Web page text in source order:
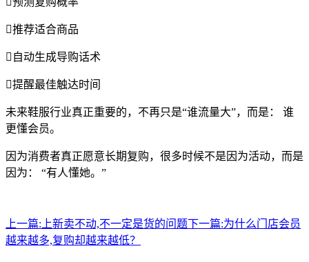
推荐适合商品
自动生成导购话术
提醒最佳触达时间
未来鞋服行业真正重要的，不再只是“谁流量大”，而是： 谁
更懂会员。
因为消费者真正愿意长期复购，很多时候不是因为活动，而是
因为： “有人懂她。”
上一篇: 上新卖不动,不一定是货的问题下一篇:为什么门店会员
越来越多,复购却越来越低？